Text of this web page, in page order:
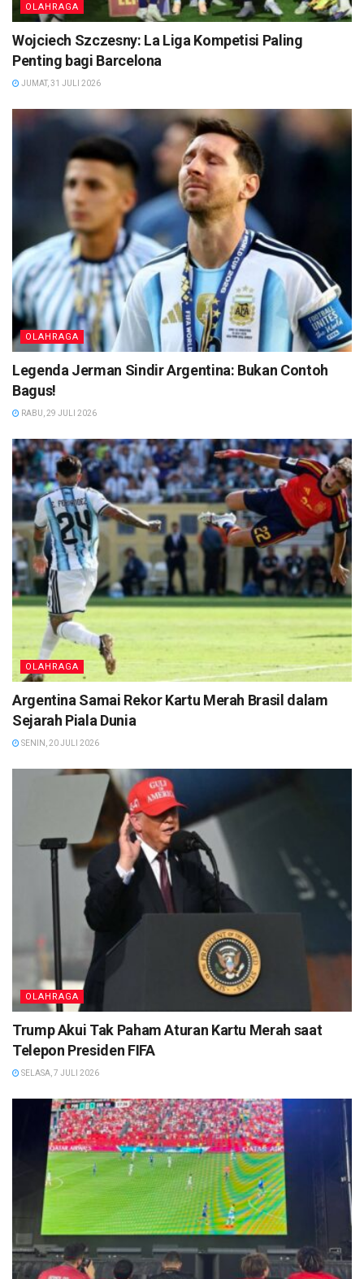
OLAHRAGA
Wojciech Szczesny: La Liga Kompetisi Paling
Penting bagi Barcelona
JUMAT, 31 JULI 2026
OLAHRAGA
Legenda Jerman Sindir Argentina: Bukan Contoh
Bagus!
RABU, 29 JULI 2026
OLAHRAGA
Argentina Samai Rekor Kartu Merah Brasil dalam
Sejarah Piala Dunia
SENIN, 20 JULI 2026
OLAHRAGA
Trump Akui Tak Paham Aturan Kartu Merah saat
Telepon Presiden FIFA
SELASA, 7 JULI 2026